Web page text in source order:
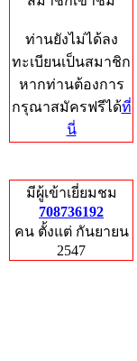
ท่านยังไม่ได้ลง
ทะเบียนเป็นสมาชิก
หากท่านต้องการ
กรุณาสมัครฟรีได้ที่
นี่
มีผู้เข้าเยี่ยมชม
708736192
คน ตั้งแต่ กันยายน
2547